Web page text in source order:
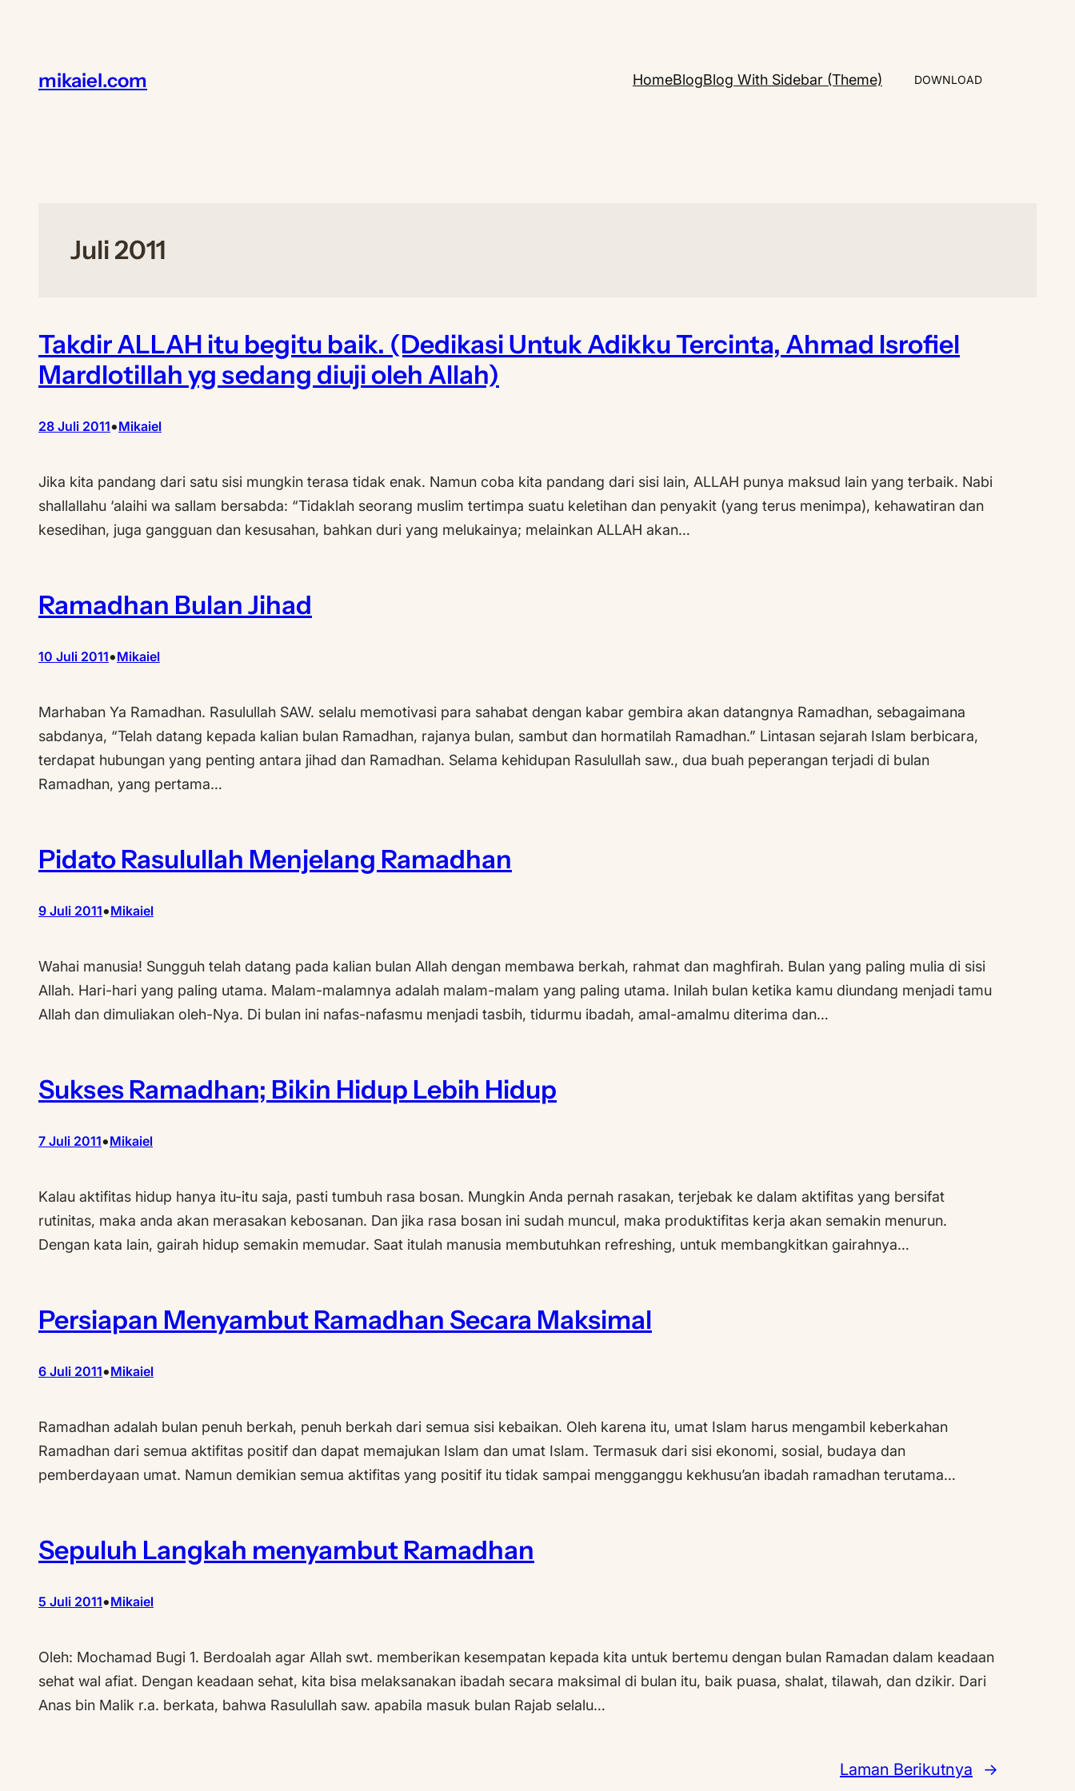
mikaiel.com HomeBlogBlog With Sidebar (Theme) DOWNLOAD
Juli 2011
Takdir ALLAH itu begitu baik. (Dedikasi Untuk Adikku Tercinta, Ahmad Isrofiel
Mardlotillah yg sedang diuji oleh Allah)
28 Juli 2011•Mikaiel
Jika kita pandang dari satu sisi mungkin terasa tidak enak. Namun coba kita pandang dari sisi lain, ALLAH punya maksud lain yang terbaik. Nabi
shallallahu ‘alaihi wa sallam bersabda: “Tidaklah seorang muslim tertimpa suatu keletihan dan penyakit (yang terus menimpa), kehawatiran dan
kesedihan, juga gangguan dan kesusahan, bahkan duri yang melukainya; melainkan ALLAH akan…
Ramadhan Bulan Jihad
10 Juli 2011•Mikaiel
Marhaban Ya Ramadhan. Rasulullah SAW. selalu memotivasi para sahabat dengan kabar gembira akan datangnya Ramadhan, sebagaimana
sabdanya, “Telah datang kepada kalian bulan Ramadhan, rajanya bulan, sambut dan hormatilah Ramadhan.” Lintasan sejarah Islam berbicara,
terdapat hubungan yang penting antara jihad dan Ramadhan. Selama kehidupan Rasulullah saw., dua buah peperangan terjadi di bulan
Ramadhan, yang pertama…
Pidato Rasulullah Menjelang Ramadhan
9 Juli 2011•Mikaiel
Wahai manusia! Sungguh telah datang pada kalian bulan Allah dengan membawa berkah, rahmat dan maghfirah. Bulan yang paling mulia di sisi
Allah. Hari-hari yang paling utama. Malam-malamnya adalah malam-malam yang paling utama. Inilah bulan ketika kamu diundang menjadi tamu
Allah dan dimuliakan oleh-Nya. Di bulan ini nafas-nafasmu menjadi tasbih, tidurmu ibadah, amal-amalmu diterima dan…
Sukses Ramadhan; Bikin Hidup Lebih Hidup
7 Juli 2011•Mikaiel
Kalau aktifitas hidup hanya itu-itu saja, pasti tumbuh rasa bosan. Mungkin Anda pernah rasakan, terjebak ke dalam aktifitas yang bersifat
rutinitas, maka anda akan merasakan kebosanan. Dan jika rasa bosan ini sudah muncul, maka produktifitas kerja akan semakin menurun.
Dengan kata lain, gairah hidup semakin memudar. Saat itulah manusia membutuhkan refreshing, untuk membangkitkan gairahnya…
Persiapan Menyambut Ramadhan Secara Maksimal
6 Juli 2011•Mikaiel
Ramadhan adalah bulan penuh berkah, penuh berkah dari semua sisi kebaikan. Oleh karena itu, umat Islam harus mengambil keberkahan
Ramadhan dari semua aktifitas positif dan dapat memajukan Islam dan umat Islam. Termasuk dari sisi ekonomi, sosial, budaya dan
pemberdayaan umat. Namun demikian semua aktifitas yang positif itu tidak sampai mengganggu kekhusu’an ibadah ramadhan terutama…
Sepuluh Langkah menyambut Ramadhan
5 Juli 2011•Mikaiel
Oleh: Mochamad Bugi 1. Berdoalah agar Allah swt. memberikan kesempatan kepada kita untuk bertemu dengan bulan Ramadan dalam keadaan
sehat wal afiat. Dengan keadaan sehat, kita bisa melaksanakan ibadah secara maksimal di bulan itu, baik puasa, shalat, tilawah, dan dzikir. Dari
Anas bin Malik r.a. berkata, bahwa Rasulullah saw. apabila masuk bulan Rajab selalu…
Laman Berikutnya →